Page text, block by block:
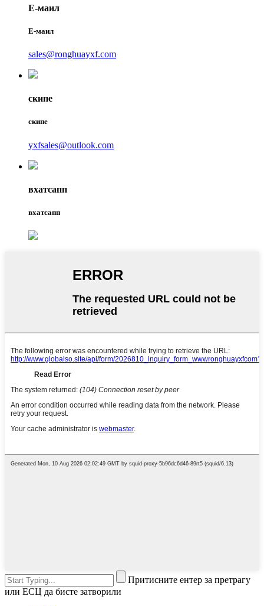
Е-маил
Е-маил
sales@ronghuayxf.com
скипе
скипе
yxfsales@outlook.com
вхатсапп
вхатсапп
Притисните ентер за претрагу
или ЕСЦ да бисте затворили